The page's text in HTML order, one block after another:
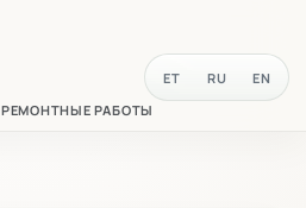
РЕМОНТНЫЕ РАБОТЫ
ET RU EN